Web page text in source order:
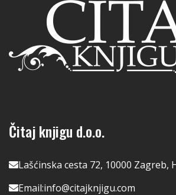
Čitaj knjigu d.o.o.
Lašćinska cesta 72, 10000 Zagreb,
Email:info@citajknjigu.com